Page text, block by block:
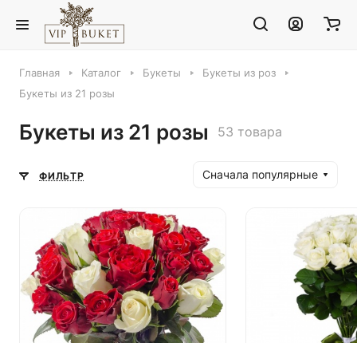
Главная Каталог Букеты
Букеты из роз
Букеты из 21 розы
Букеты из 21 розы 53 товара
ФИЛЬТР Сначала популярные